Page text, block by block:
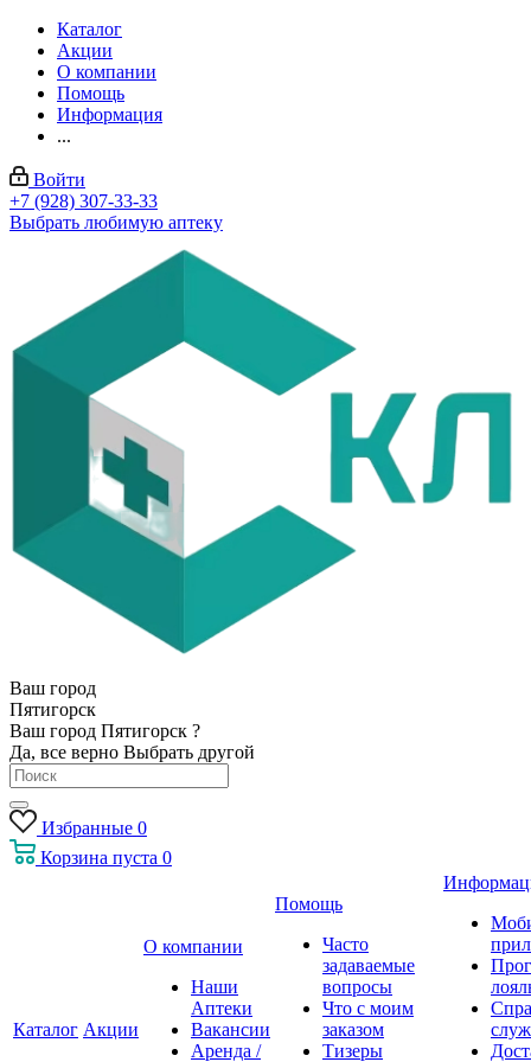
Каталог
Акции
О компании
Помощь
Информация
...
Войти
+7 (928) 307-33-33
Выбрать любимую аптеку
Ваш город
Пятигорск
Ваш город Пятигорск ?
Да, все верно Выбрать другой
Избранные 0
Корзина пуста 0
Каталог Акции
О компании
Наши
Аптеки
Вакансии
Аренда /
Помощь
Часто
задаваемые
вопросы
Что с моим
заказом
Тизеры